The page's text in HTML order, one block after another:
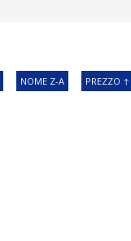
NOME Z-A PREZZO ↑